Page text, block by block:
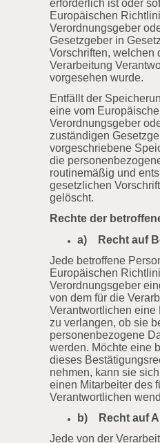
erforderlich ist oder
Europäischen
Verordnungsgeber
Gesetzgeber in
Vorschriften, welchen
Verarbeitung
vorgesehen wurde.
Entfällt der
eine vom
Verordnungsgeber
zuständigen
vorgeschriebene
die
routinemäßig und
gesetzlichen
gelöscht.
Rechte der
a) Recht auf
Jede betroffene
Europäischen
Verordnungsgeber
von dem für die
Verantwortlichen eine
zu verlangen, ob sie
personenbezogene
werden. Möchte eine
dieses
nehmen, kann sie
einen Mitarbeiter des
Verantwortlichen
b) Recht auf
Jede von der